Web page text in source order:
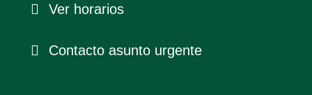
Ver horarios
Contacto asunto urgente